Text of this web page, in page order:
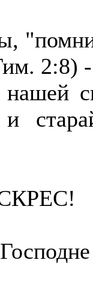
2:8)
нашей